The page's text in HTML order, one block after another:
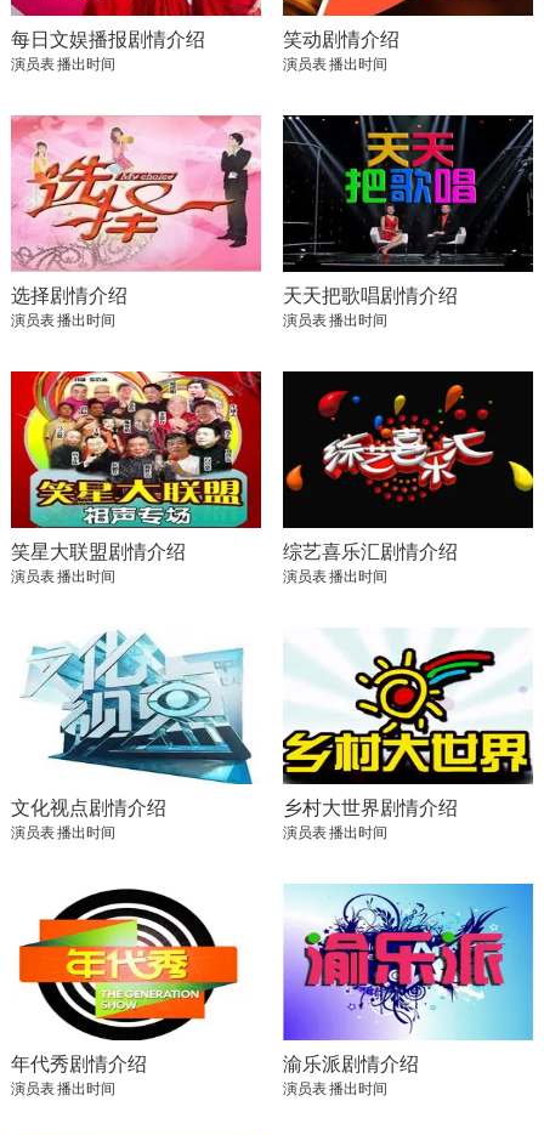
每日文娱播报剧情介绍
演员表播出时间
笑动剧情介绍
演员表播出时间
选择剧情介绍
演员表播出时间
天天把歌唱剧情介绍
演员表播出时间
笑星大联盟剧情介绍
演员表播出时间
综艺喜乐汇剧情介绍
演员表播出时间
文化视点剧情介绍
演员表播出时间
乡村大世界剧情介绍
演员表播出时间
年代秀剧情介绍
演员表播出时间
渝乐派剧情介绍
演员表播出时间